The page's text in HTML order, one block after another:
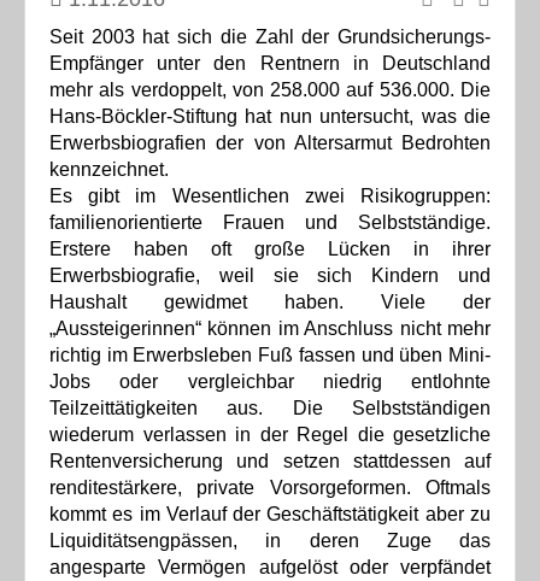
Seit 2003 hat sich die Zahl der Grundsicherungs-
Empfänger unter den Rentnern in Deutschland
mehr als verdoppelt, von 258.000 auf 536.000. Die
Hans-Böckler-Stiftung hat nun untersucht, was die
Erwerbsbiografien der von Altersarmut Bedrohten
kennzeichnet.
Es gibt im Wesentlichen zwei Risikogruppen:
familienorientierte Frauen und Selbstständige.
Erstere haben oft große Lücken in ihrer
Erwerbsbiografie, weil sie sich Kindern und
Haushalt gewidmet haben. Viele der
„Aussteigerinnen“ können im Anschluss nicht mehr
richtig im Erwerbsleben Fuß fassen und üben Mini-
Jobs oder vergleichbar niedrig entlohnte
Teilzeittätigkeiten aus. Die Selbstständigen
wiederum verlassen in der Regel die gesetzliche
Rentenversicherung und setzen stattdessen auf
renditestärkere, private Vorsorgeformen. Oftmals
kommt es im Verlauf der Geschäftstätigkeit aber zu
Liquiditätsengpässen, in deren Zuge das
angesparte Vermögen aufgelöst oder verpfändet